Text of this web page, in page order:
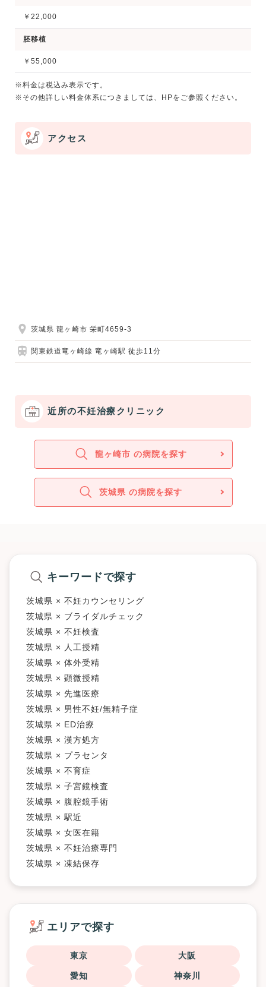
￥22,000
胚移植
￥55,000
※料金は税込み表示です。
※その他詳しい料金体系につきましては、HPをご参照ください。
アクセス
茨城県 龍ヶ崎市 栄町4659-3
関東鉄道竜ヶ崎線 竜ヶ崎駅 徒歩11分
近所の不妊治療クリニック
龍ヶ崎市 の病院を探す
茨城県 の病院を探す
キーワードで探す
茨城県 × 不妊カウンセリング
茨城県 × ブライダルチェック
茨城県 × 不妊検査
茨城県 × 人工授精
茨城県 × 体外受精
茨城県 × 顕微授精
茨城県 × 先進医療
茨城県 × 男性不妊/無精子症
茨城県 × ED治療
茨城県 × 漢方処方
茨城県 × プラセンタ
茨城県 × 不育症
茨城県 × 子宮鏡検査
茨城県 × 腹腔鏡手術
茨城県 × 駅近
茨城県 × 女医在籍
茨城県 × 不妊治療専門
茨城県 × 凍結保存
エリアで探す
東京 大阪
愛知 神奈川